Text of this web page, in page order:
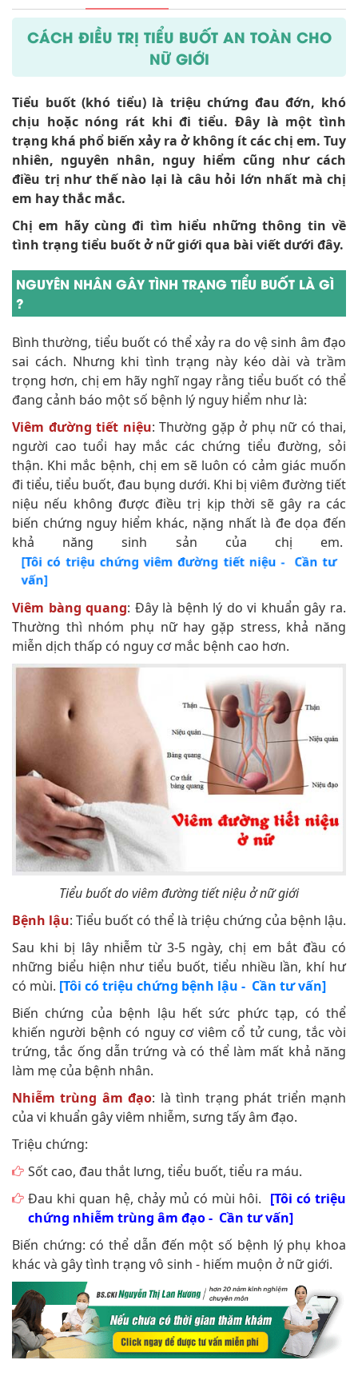
CÁCH ĐIỀU TRỊ TIỂU BUỐT AN TOÀN CHO
NỮ GIỚI
Tiểu buốt (khó tiểu) là triệu chứng đau đớn, khó
chịu hoặc nóng rát khi đi tiểu. Đây là một tình
trạng khá phổ biến xảy ra ở không ít các chị em. Tuy
nhiên, nguyên nhân, nguy hiểm cũng như cách
điều trị như thế nào lại là câu hỏi lớn nhất mà chị
em hay thắc mắc.
Chị em hãy cùng đi tìm hiểu những thông tin về
tình trạng tiểu buốt ở nữ giới qua bài viết dưới đây.
NGUYÊN NHÂN GÂY TÌNH TRẠNG TIỂU BUỐT LÀ GÌ
?
Bình thường, tiểu buốt có thể xảy ra do vệ sinh âm đạo
sai cách. Nhưng khi tình trạng này kéo dài và trầm
trọng hơn, chị em hãy nghĩ ngay rằng tiểu buốt có thể
đang cảnh báo một số bệnh lý nguy hiểm như là:
Viêm đường tiết niệu: Thường gặp ở phụ nữ có thai,
người cao tuổi hay mắc các chứng tiểu đường, sỏi
thận. Khi mắc bệnh, chị em sẽ luôn có cảm giác muốn
đi tiểu, tiểu buốt, đau bụng dưới. Khi bị viêm đường tiết
niệu nếu không được điều trị kịp thời sẽ gây ra các
biến chứng nguy hiểm khác, nặng nhất là đe dọa đến
khả năng sinh sản của chị em.
[Tôi có triệu chứng viêm đường tiết niệu - Cần tư
vấn]
Viêm bàng quang: Đây là bệnh lý do vi khuẩn gây ra.
Thường thì nhóm phụ nữ hay gặp stress, khả năng
miễn dịch thấp có nguy cơ mắc bệnh cao hơn.
Tiểu buốt do viêm đường tiết niệu ở nữ giới
Bệnh lậu: Tiểu buốt có thể là triệu chứng của bệnh lậu.
Sau khi bị lây nhiễm từ 3-5 ngày, chị em bắt đầu có
những biểu hiện như tiểu buốt, tiểu nhiều lần, khí hư
có mùi. [Tôi có triệu chứng bệnh lậu - Cần tư vấn]
Biến chứng của bệnh lậu hết sức phức tạp, có thể
khiến người bệnh có nguy cơ viêm cổ tử cung, tắc vòi
trứng, tắc ống dẫn trứng và có thể làm mất khả năng
làm mẹ của bệnh nhân.
Nhiễm trùng âm đạo: là tình trạng phát triển mạnh
của vi khuẩn gây viêm nhiễm, sưng tấy âm đạo.
Triệu chứng:
Sốt cao, đau thắt lưng, tiểu buốt, tiểu ra máu.
Đau khi quan hệ, chảy mủ có mùi hôi. [Tôi có triệu
chứng nhiễm trùng âm đạo - Cần tư vấn]
Biến chứng: có thể dẫn đến một số bệnh lý phụ khoa
khác và gây tình trạng vô sinh - hiếm muộn ở nữ giới.